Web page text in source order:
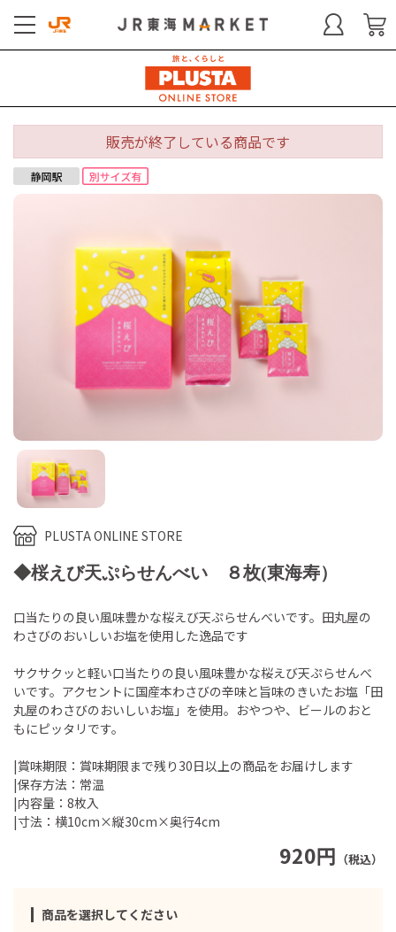
PLUSTA ONLINE STORE
◆桜えび天ぷらせんべい ８枚(東海寿）
920円 （税込）
商品を選択してください
口当たりの良い風味豊かな桜えび天ぷらせんべいです。田丸屋の
わさびのおいしいお塩を使用した逸品です
サクサクッと軽い口当たりの良い風味豊かな桜えび天ぷらせんべ
いです。アクセントに国産本わさびの辛味と旨味のきいたお塩「田
丸屋のわさびのおいしいお塩」を使用。おやつや、ビールのおと
もにピッタリです。
|賞味期限：賞味期限まで残り30日以上の商品をお届けします
|保存方法：常温
|内容量：8枚入
|寸法：横10cm×縦30cm×奥行4cm
販売が終了している商品です